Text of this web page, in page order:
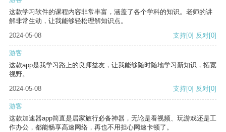
这款学习软件的课程内容非常丰富，涵盖了各个学科的知识。老师的讲
解非常生动，让我能够轻松理解知识点。
2024-05-08
支持[0] 反对[0]
游客
这款app是我学习路上的良师益友，让我能够随时随地学习新知识，拓宽
视野。
2024-05-08
支持[0] 反对[0]
游客
这款加速器app简直是居家旅行必备神器，无论是看视频、玩游戏还是工
作办公，都能畅享高速网络，再也不用担心网速卡顿了。